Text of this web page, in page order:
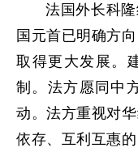
法国外长科
国元首已明确方
取得更大发展。
制。法方愿同中
动。法方重视对
依存、互利互惠